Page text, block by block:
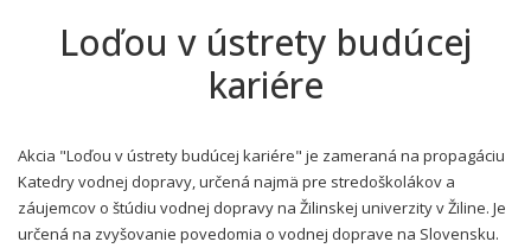
Loďou v ústrety budúcej
kariére
Akcia "Loďou v ústrety budúcej kariére" je zameraná na propagáciu
Katedry vodnej dopravy, určená najmä pre stredoškolákov a
záujemcov o štúdiu vodnej dopravy na Žilinskej univerzity v Žiline. Je
určená na zvyšovanie povedomia o vodnej doprave na Slovensku.